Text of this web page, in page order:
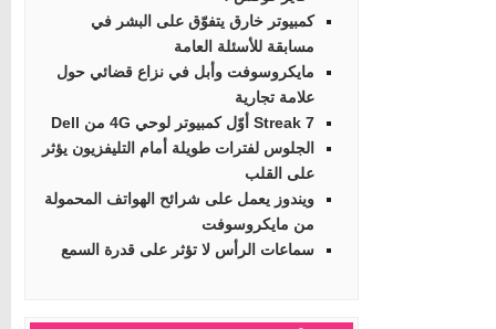
كمبيوتر خارق يتفوّق على البشر في
مسابقة للأسئلة العامة
مايكروسوفت وأبل في نزاع قضائي حول
علامة تجارية
Streak 7 أوّل كمبيوتر لوحي 4G من Dell
الجلوس لفترات طويلة أمام التليفزيون يؤثر
على القلب
ويندوز يعمل على شرائح الهواتف المحمولة
من مايكروسوفت
سماعات الرأس لا تؤثر على قدرة السمع